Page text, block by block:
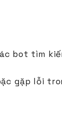
bot tìm
gặp lỗi